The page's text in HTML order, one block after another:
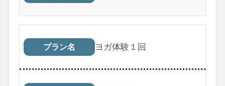
プラン名 ヨガ体験１回